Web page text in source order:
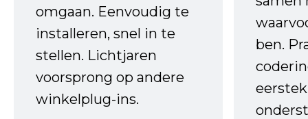
omgaan. Eenvoudig te
installeren, snel in te
stellen. Lichtjaren
voorsprong op andere
winkelplug-ins.
ben.